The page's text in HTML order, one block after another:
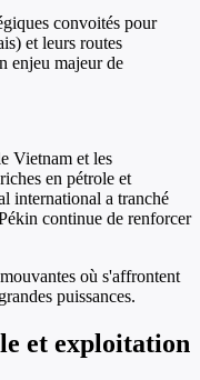
convoités pour
et leurs routes
enjeu majeur de
Vietnam et les
en pétrole et
international a tranché
continue de renforcer
où s'affrontent
puissances.
et exploitation